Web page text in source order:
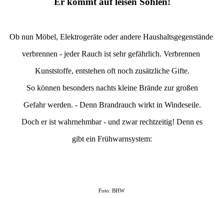
Ob nun Möbel, Elektrogeräte oder andere Haushaltsgegenstände
verbrennen - jeder Rauch ist sehr gefährlich. Verbrennen
Kunststoffe, entstehen oft noch zusätzliche Gifte.
So können besonders nachts kleine Brände zur großen
Gefahr werden. - Denn Brandrauch wirkt in Windeseile.
Doch er ist wahrnehmbar - und zwar rechtzeitig! Denn es
gibt ein Frühwarnsystem:
Foto: BHW